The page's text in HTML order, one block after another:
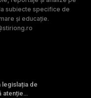
subiecte specifice de
și educație.
legislația de
atenție…